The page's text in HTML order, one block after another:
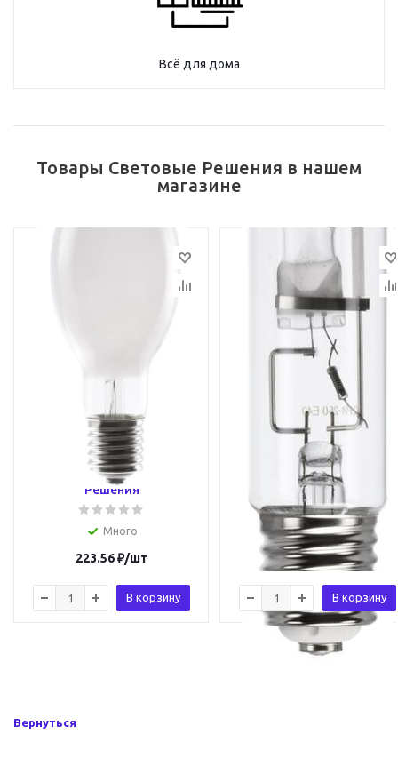
Всё для дома
Товары Световые Решения в нашем
магазине
Лампа дуговая
вольфрамовая прямого
включения ДРВ 160 E27
St 04358 Световые
Решения
Много
223.56₽/шт
В корзину
Лампа газоразрядная
металлогалогенная ДРИ
250 E40 St Световые
Решения 22110
Много
748.83₽/шт
В корзину
Вернуться